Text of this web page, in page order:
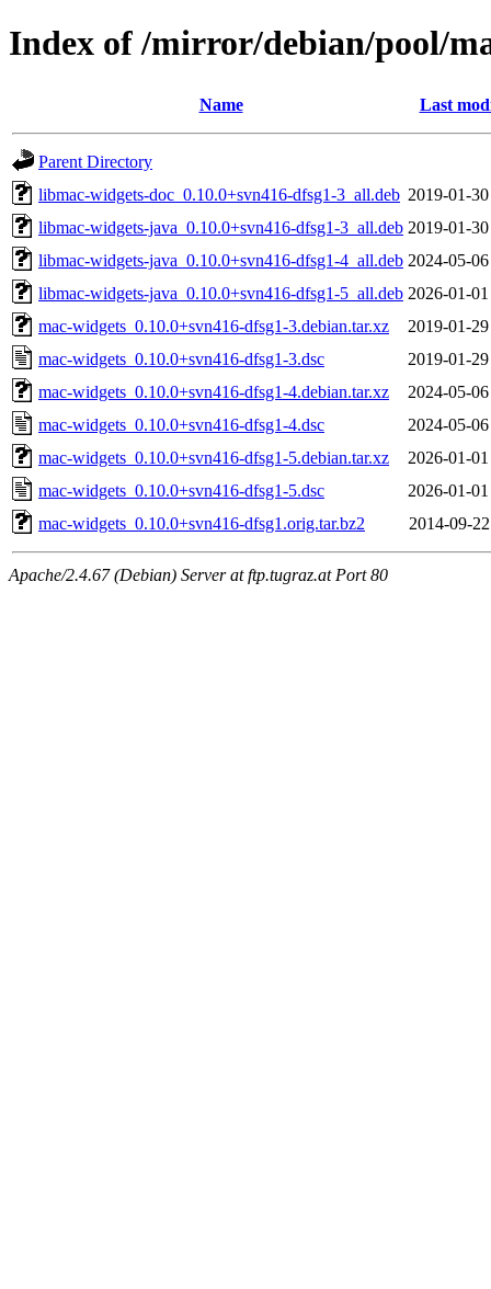
Index of /mirror/debian/pool/
Name Last
Parent Directory
libmac-widgets-doc_0.10.0+svn416-dfsg1-3_all.deb 2019-01-
libmac-widgets-java_0.10.0+svn416-dfsg1-3_all.deb 2019-01-
libmac-widgets-java_0.10.0+svn416-dfsg1-4_all.deb 2024-05-
libmac-widgets-java_0.10.0+svn416-dfsg1-5_all.deb 2026-01-
mac-widgets_0.10.0+svn416-dfsg1-3.debian.tar.xz
2019-01-
mac-widgets_0.10.0+svn416-dfsg1-3.dsc
2019-01-
mac-widgets_0.10.0+svn416-dfsg1-4.debian.tar.xz
2024-05-
mac-widgets_0.10.0+svn416-dfsg1-4.dsc
2024-05-
mac-widgets_0.10.0+svn416-dfsg1-5.debian.tar.xz
2026-01-
mac-widgets_0.10.0+svn416-dfsg1-5.dsc
2026-01-
mac-widgets_0.10.0+svn416-dfsg1.orig.tar.bz2
2014-09-
Apache/2.4.67 (Debian) Server at ftp.tugraz.at Port 80